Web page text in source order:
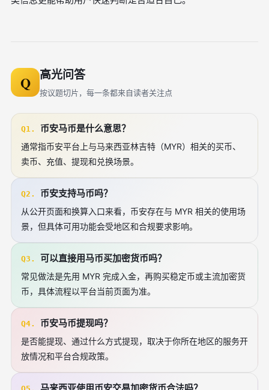
Q 高光问答
按议题切片，每一条都来自读者关注点
Q1. 币安马币是什么意思？
通常指币安平台上与马来西亚林吉特（MYR）相关的买币、
卖币、充值、提现和兑换场景。
Q2. 币安支持马币吗？
从公开页面和换算入口来看，币安存在与 MYR 相关的使用场
景，但具体可用功能会受地区和合规要求影响。
Q3. 可以直接用马币买加密货币吗？
常见做法是先用 MYR 完成入金，再购买稳定币或主流加密货
币，具体流程以平台当前页面为准。
Q4. 币安马币提现吗？
是否能提现、通过什么方式提现，取决于你所在地区的服务开
放情况和平台合规政策。